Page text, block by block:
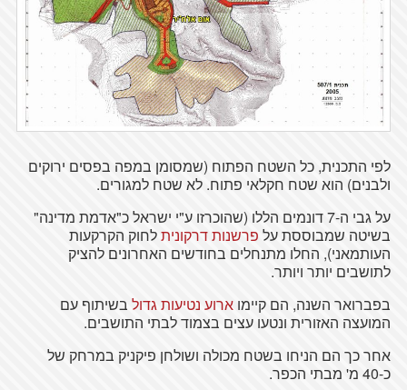
לפי התכנית, כל השטח הפתוח (שמסומן במפה בפסים ירוקים
ולבנים) הוא שטח חקלאי פתוח. לא שטח למגורים.
על גבי ה-7 דונמים הללו (שהוכרזו ע"י ישראל כ"אדמת מדינה"
בשיטה שמבוססת על פרשנות דרקוניתלחוק הקרקעות
העותמאני), החלו מתנחלים בחודשים האחרונים להציק
לתושבים יותר ויותר.
בפברואר השנה, הם קיימו ארוע נטיעות גדולבשיתוף עם
המועצה האזורית ונטעו עצים בצמוד לבתי התושבים.
אחר כך הם הניחו בשטח מכולה ושולחן פיקניק במרחק של
כ-40 מ' מבתי הכפר.